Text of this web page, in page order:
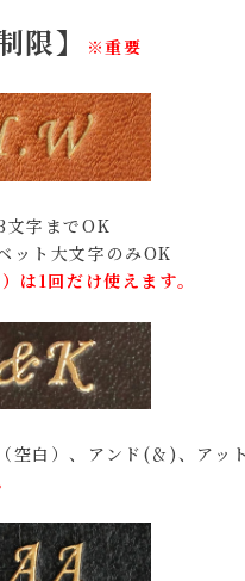
限】 ※重要
文字までOK
ット大文字のみOK
は1回だけ使えます。
（空白）、アンド(＆)、ア